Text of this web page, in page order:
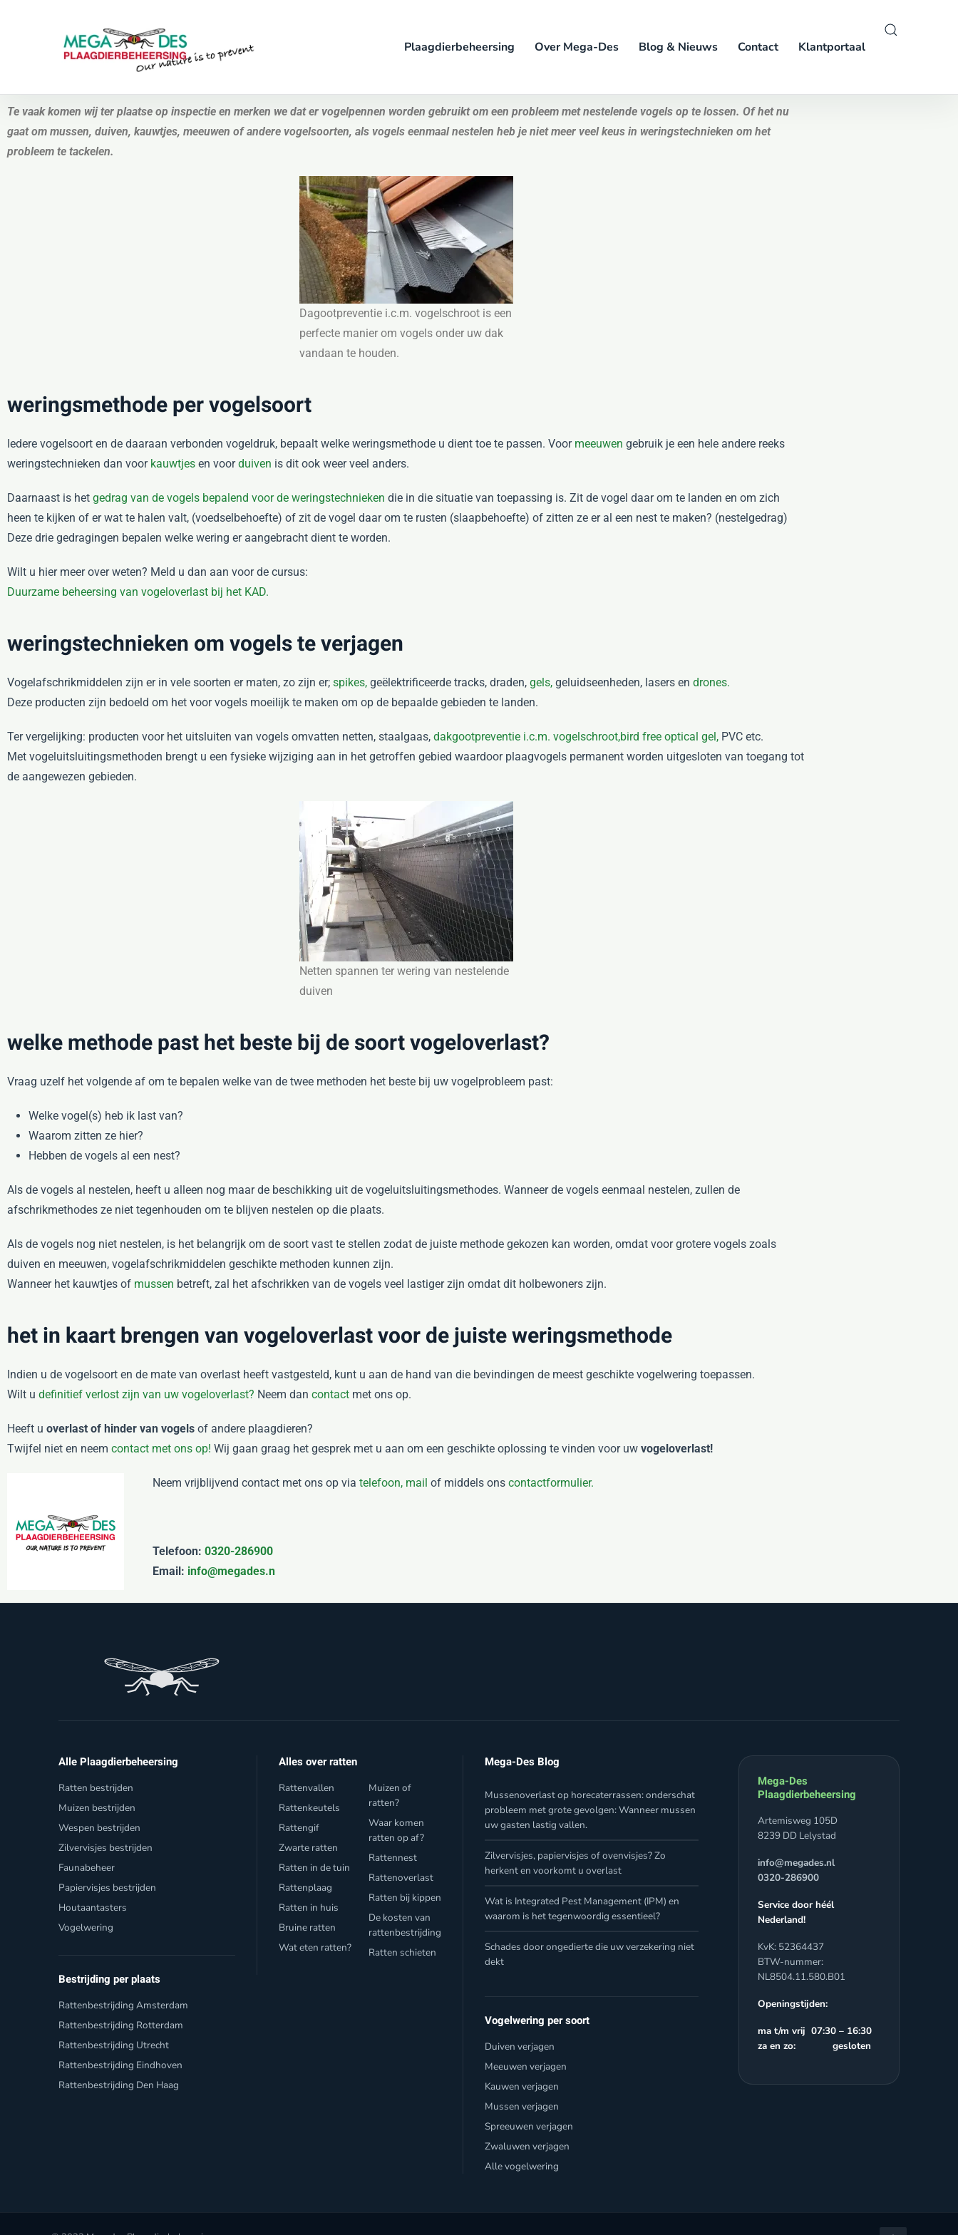
Skip to main content Plaagdierbeheersing Over Mega-Des Blog & Nieuws Contact Klantportaal
Te vaak komen wij ter plaatse op inspectie en merken we dat er vogelpennen worden gebruikt om een probleem met nestelende vogels op te lossen. Of het nu
gaat om mussen, duiven, kauwtjes, meeuwen of andere vogelsoorten, als vogels eenmaal nestelen heb je niet meer veel keus in weringstechnieken om het
probleem te tackelen.
Dagootpreventie i.c.m. vogelschroot is een
perfecte manier om vogels onder uw dak
vandaan te houden.
weringsmethode per vogelsoort
Iedere vogelsoort en de daaraan verbonden vogeldruk, bepaalt welke weringsmethode u dient toe te passen. Voor meeuwen gebruik je een hele andere reeks
weringstechnieken dan voor kauwtjes en voorduiven is dit ook weer veel anders.
Daarnaast is het gedrag van de vogels bepalend voor de weringstechnieken die in die situatie van toepassing is. Zit de vogel daar om te landen en om zich
heen te kijken of er wat te halen valt, (voedselbehoefte) of zit de vogel daar om te rusten (slaapbehoefte) of zitten ze er al een nest te maken? (nestelgedrag)
Deze drie gedragingen bepalen welke wering er aangebracht dient te worden.
Wilt u hier meer over weten? Meld u dan aan voor de cursus:
Duurzame beheersing van vogeloverlast bij het KAD.
weringstechnieken om vogels te verjagen
Vogelafschrikmiddelen zijn er in vele soorten er maten, zo zijn er; spikes, geëlektrificeerde tracks, draden, gels, geluidseenheden, lasers en drones.
Deze producten zijn bedoeld om het voor vogels moeilijk te maken om op de bepaalde gebieden te landen.
Ter vergelijking: producten voor het uitsluiten van vogels omvatten netten, staalgaas, dakgootpreventie i.c.m. vogelschroot,bird free optical gel, PVC etc.
Met vogeluitsluitingsmethoden brengt u een fysieke wijziging aan in het getroffen gebied waardoor plaagvogels permanent worden uitgesloten van toegang tot
de aangewezen gebieden.
Netten spannen ter wering van nestelende
duiven
welke methode past het beste bij de soort vogeloverlast?
Vraag uzelf het volgende af om te bepalen welke van de twee methoden het beste bij uw vogelprobleem past:
Welke vogel(s) heb ik last van?
Waarom zitten ze hier?
Hebben de vogels al een nest?
Als de vogels al nestelen, heeft u alleen nog maar de beschikking uit de vogeluitsluitingsmethodes. Wanneer de vogels eenmaal nestelen, zullen de
afschrikmethodes ze niet tegenhouden om te blijven nestelen op die plaats.
Als de vogels nog niet nestelen, is het belangrijk om de soort vast te stellen zodat de juiste methode gekozen kan worden, omdat voor grotere vogels zoals
duiven en meeuwen, vogelafschrikmiddelen geschikte methoden kunnen zijn.
Wanneer het kauwtjes of mussen betreft, zal het afschrikken van de vogels veel lastiger zijn omdat dit holbewoners zijn.
het in kaart brengen van vogeloverlast voor de juiste weringsmethode
Indien u de vogelsoort en de mate van overlast heeft vastgesteld, kunt u aan de hand van die bevindingen de meest geschikte vogelwering toepassen.
Wilt u definitief verlost zijn van uw vogeloverlast? Neem dan contact met ons op.
Heeft u overlast of hinder van vogels of andere plaagdieren?
Twijfel niet en neem contact met ons op! Wij gaan graag het gesprek met u aan om een geschikte oplossing te vinden voor uw vogeloverlast!
Neem vrijblijvend contact met ons op via telefoon, mail of middels ons contactformulier.
Telefoon: 0320-286900
Email: info@megades.n
Alle Plaagdierbeheersing
Ratten bestrijden
Muizen bestrijden
Wespen bestrijden
Zilvervisjes bestrijden
Faunabeheer
Papiervisjes bestrijden
Houtaantasters
Vogelwering
Bestrijding per plaats
Rattenbestrijding Amsterdam
Rattenbestrijding Rotterdam
Rattenbestrijding Utrecht
Rattenbestrijding Eindhoven
Rattenbestrijding Den Haag
Alles over ratten
Rattenvallen
Rattenkeutels
Rattengif
Zwarte ratten
Ratten in de tuin
Rattenplaag
Ratten in huis
Bruine ratten
Wat eten ratten?
Muizen of
ratten?
Waar komen
ratten op af?
Rattennest
Rattenoverlast
Ratten bij kippen
De kosten van
rattenbestrijding
Ratten schieten
Mega-Des Blog
Mussenoverlast op horecaterrassen: onderschat
probleem met grote gevolgen: Wanneer mussen
uw gasten lastig vallen.
Zilvervisjes, papiervisjes of ovenvisjes? Zo
herkent en voorkomt u overlast
Wat is Integrated Pest Management (IPM) en
waarom is het tegenwoordig essentieel?
Schades door ongedierte die uw verzekering niet
dekt
Vogelwering per soort
Duiven verjagen
Meeuwen verjagen
Kauwen verjagen
Mussen verjagen
Spreeuwen verjagen
Zwaluwen verjagen
Alle vogelwering
Mega-Des
Plaagdierbeheersing
Artemisweg 105D
8239 DD Lelystad
info@megades.nl
0320-286900
Service door héél
Nederland!
KvK: 52364437
BTW-nummer:
NL8504.11.580.B01
Openingstijden:
ma t/m vrij 07:30 – 16:30
za en zo: gesloten